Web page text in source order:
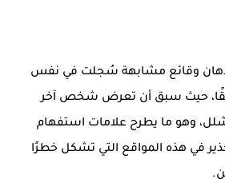
وقائع مشابهة سُجلت في نفس
، حيث سبق أن تعرض شخص آخر
وهو ما يطرح علامات استفهام
في هذه المواقع التي تشكل خطرًا